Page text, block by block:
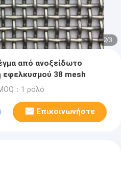
2/3
από ανοξείδωτο
εφελκυσμού 38 mesh
：1 ρολό
Επικοινωνήστε